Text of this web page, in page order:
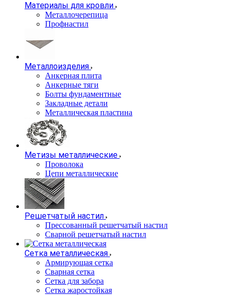
Материалы для кровли
Металлочерепица
Профнастил
Металлоизделия
Анкерная плита
Анкерные тяги
Болты фундаментные
Закладные детали
Металлическая пластина
Метизы металлические
Проволока
Цепи металлические
Решетчатый настил
Прессованный решетчатый настил
Сварной решетчатый настил
Сетка металлическая
Армирующая сетка
Сварная сетка
Сетка для забора
Сетка жаростойкая